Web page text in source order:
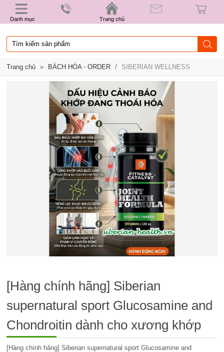
Danh mục Trang chủ
Trang chủ » BÁCH HÓA - ORDER / SIBERIAN WELLNESS
[Hàng chính hãng] Siberian
supernatural sport Glucosamine and
Chondroitin dành cho xương khớp
[Hàng chính hãng] Siberian supernatural sport Glucosamine and